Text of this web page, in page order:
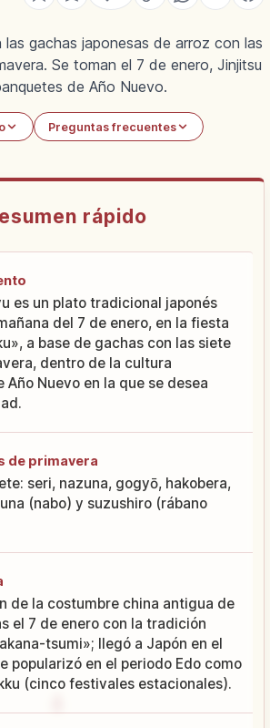
las gachas japonesas de arroz con las
Se toman el 7 de enero, Jinjitsu
de Año Nuevo.
Preguntas frecuentes
rápido
es un plato tradicional japonés
del 7 de enero, en la fiesta
a base de gachas con las siete
dentro de la cultura
Nuevo en la que se desea
de primavera
seri, nazuna, gogyō, hakobera,
(nabo) y suzushiro (rábano
de la costumbre china antigua de
el 7 de enero con la tradición
tsumi»; llegó a Japón en el
popularizó en el periodo Edo como
(cinco festivales estacionales).